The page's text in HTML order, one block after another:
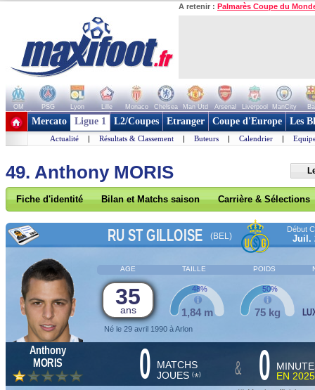
A retenir : Palmarès Coupe du
OM PSG Lyon Lille Monaco Chelsea Man Utd Arsenal Liverpool ManCity
+ de clubs
Mercato Ligue 1 L2/Coupes Etranger Coupe d'Europe Les
Actualité | Résultats & Classement | Buteurs | Calendrier |
49. Anthony MORIS
Fiche d'identité Bilan et Matchs saison Carrière & Sélections
RU ST GILLOISE (BEL)
Début
Juil.
AGE TAILLE POIDS
35
ans
Né le 29 avril 1990 à Arlon
1,84 m
48%
75 kg
50%
Anthony
MORIS
0 MATCHS
JOUES (*) & 0
EN